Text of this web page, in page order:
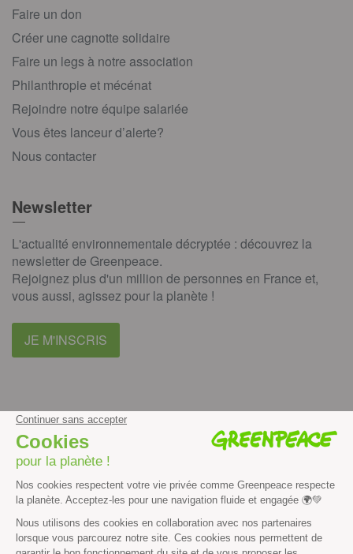
Faire un don
Créer une cagnotte solidaire
Faire un legs à notre association
Philanthropie et mécénat
Rejoindre notre équipe salariée
Vous êtes lanceur d’alerte?
Nous contacter
Newsletter
L'actualité environnementale décryptée : découvrez la
newsletter de Greenpeace.
Rejoignez plus d'un million de personnes en France et,
vous aussi, agissez pour la planète !
JE M'INSCRIS
instagramyoutube
Contenus et propriété intellectuelle
Mentions légales
Politique de confidentialité